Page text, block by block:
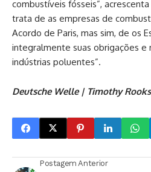
combustíveis fósseis”,
trata de as empresas de
Acordo de Paris, mas sim, de os
integralmente suas obrigações e
indústrias poluentes”.
Deutsche Welle| Timothy Rooks
Postagem Anterior